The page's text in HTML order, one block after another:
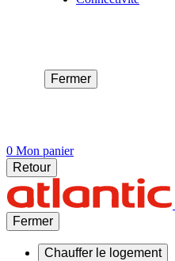
Fermer
0 Mon panier
Retour
Fermer
Chauffer le logement